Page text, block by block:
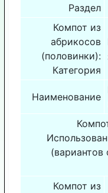
Раздел
Компот из
абрикосов
(половинки):
Категория
Наименование
(вариантов
Компот из